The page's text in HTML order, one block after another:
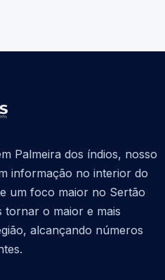
Palmeira dos índios, nosso
informação no interior do
um foco maior no Sertão
tornar o maior e mais
alcançando números